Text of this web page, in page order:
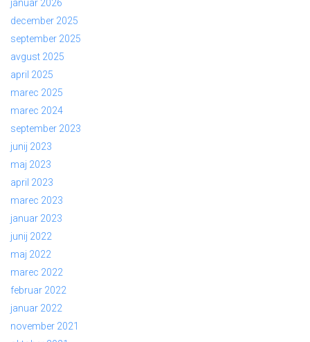
januar 2026
december 2025
september 2025
avgust 2025
april 2025
marec 2025
marec 2024
september 2023
junij 2023
maj 2023
april 2023
marec 2023
januar 2023
junij 2022
maj 2022
marec 2022
februar 2022
januar 2022
november 2021